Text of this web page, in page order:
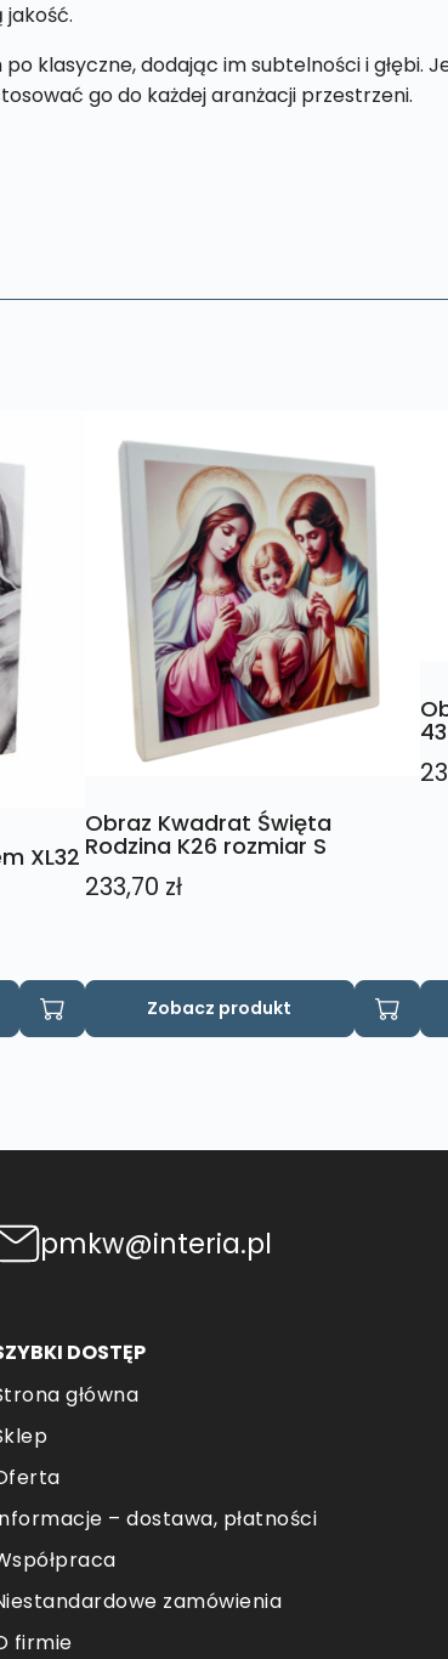
jakość.
klasyczne, dodając im subtelności i głębi.
go do każdej aranżacji przestrzeni.
XL32
Obraz Kwadrat Święta
Rodzina K26 rozmiar S
233,70 zł
Zobacz produkt
pmkw@interia.pl
DOSTĘP
główna
– dostawa, płatności
zamówienia
firmie